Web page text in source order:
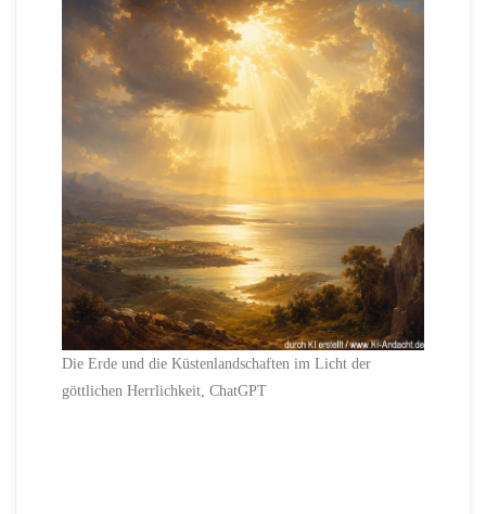
Die Erde und die Küstenlandschaften im Licht der
göttlichen Herrlichkeit, ChatGPT